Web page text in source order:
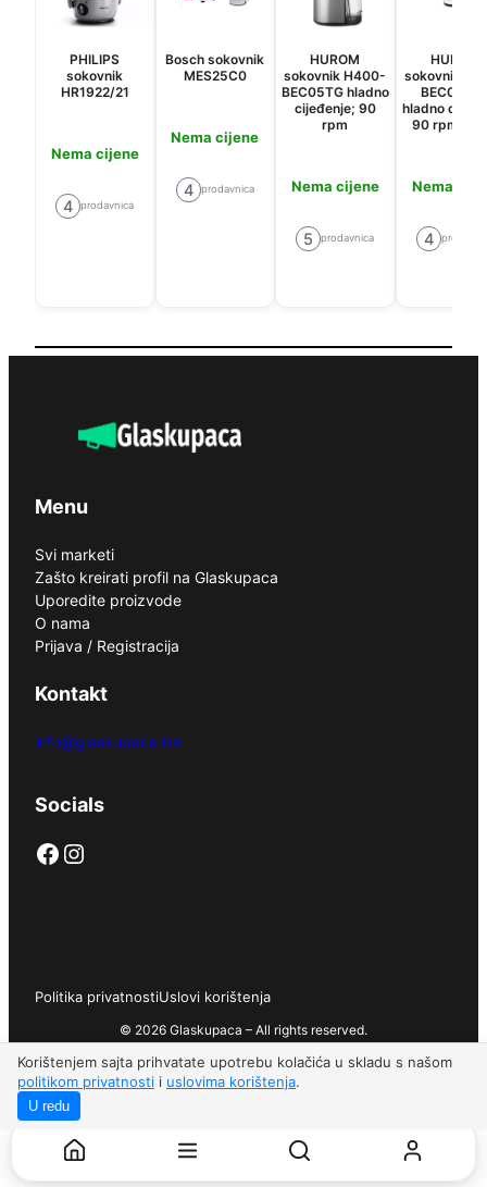
Korištenjem sajta prihvatate upotrebu kolačića u skladu s našom
politikom privatnosti i uslovima korištenja.
U redu
PHILIPS
sokovnik
HR1922/21
Nema cijene
4 prodavnica
Bosch sokovnik
MES25C0
Nema cijene
4 prodavnica
HUROM
sokovnik H400-
BEC05TG hladno
cijeđenje; 90
rpm
Nema cijene
5 prodavnica
HUROM
sokovnik
hladno
90 rpm;
Nema
4
Menu
Svi marketi
Zašto kreirati profil na Glaskupaca
Uporedite proizvode
O nama
Prijava / Registracija
Kontakt
info@glaskupaca.ba
Socials
Facebook Instagram
Politika privatnostiUslovi korištenja
© 2026 Glaskupaca – All rights reserved.